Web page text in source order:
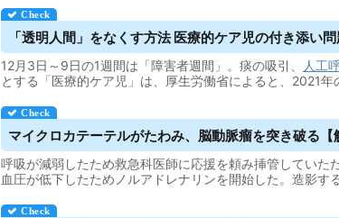
「透明人間」をなくす方法 医療的ケア児の付き添い
12月3日～9日の1週間は「障害者週間」。痰の吸引、 人工
とする「医療的ケア児」は、厚生労働省によると、2021年
マイクロカテーテルがたわみ、脳動脈瘤を突き破る
呼吸が減弱したため救急科医師に応援を頼み挿管していただ
血圧が低下したためノルアドレナリンを開始した。造影す